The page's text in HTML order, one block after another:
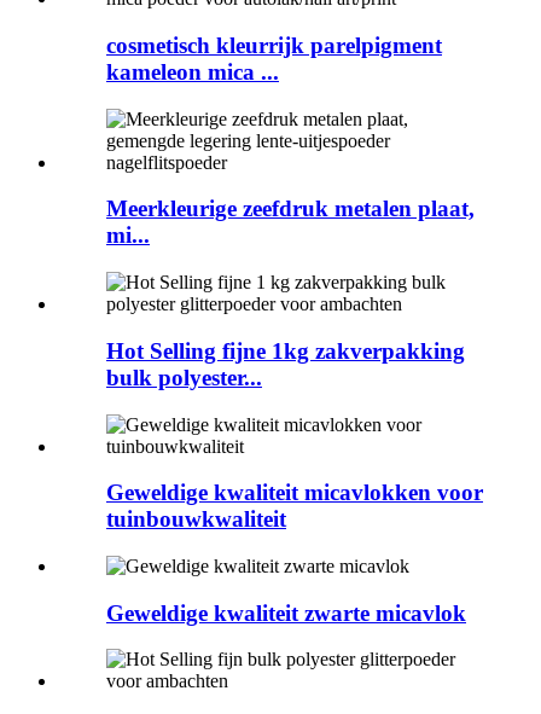
cosmetisch kleurrijk parelpigment
kameleon mica ...
Meerkleurige zeefdruk metalen plaat,
mi...
Hot Selling fijne 1kg zakverpakking
bulk polyester...
Geweldige kwaliteit micavlokken voor
tuinbouwkwaliteit
Geweldige kwaliteit zwarte micavlok